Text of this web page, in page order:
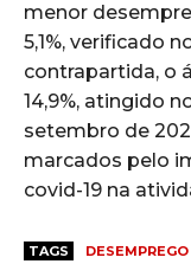
menor
5,1%, verificado
contrapartida, o
14,9%, atingido
setembro de
marcados pelo
covid-19 na
TAGS DESEMPREGO